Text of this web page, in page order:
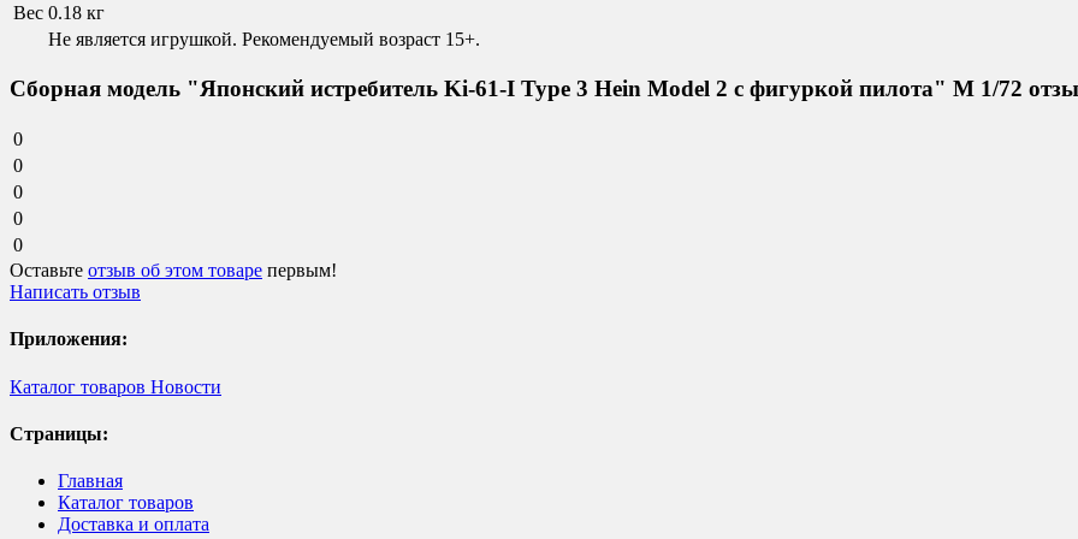
Вес 0.18 кг
Не является игрушкой. Рекомендуемый возраст 15+.
Сборная модель "Японский истребитель Ki-61-I Type 3 Hein Model 2 c фигуркой пилота" М 1/72
0
0
0
0
0
Оставьте отзыв об этом товаре первым!
Написать отзыв
Приложения:
Каталог товаров Новости
Страницы:
Главная
Каталог товаров
Доставка и оплата